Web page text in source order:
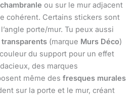
chambranle ou sur le mur adjacent
cohérent. Certains stickers sont
porte/mur. Tu peux aussi
(marque Murs Déco)
du support pour un effet
des marques
même des fresques murales
sur la porte et le mur, créant